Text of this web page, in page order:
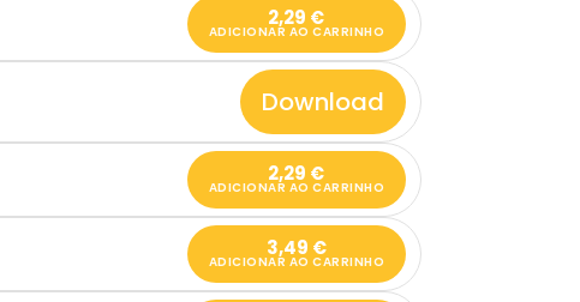
2,29 €
ADICIONAR AO CARRINHO
Download
2,29 €
ADICIONAR AO CARRINHO
3,49 €
ADICIONAR AO CARRINHO